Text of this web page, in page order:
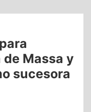
Massa y
sucesora